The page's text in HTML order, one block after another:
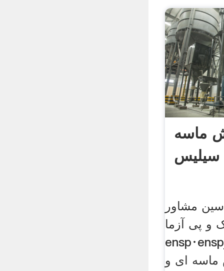
ماسه
سیلیس
مشاور
و پی آزما.
ensp·enspابتدابرای این منظور
ماسه ای و